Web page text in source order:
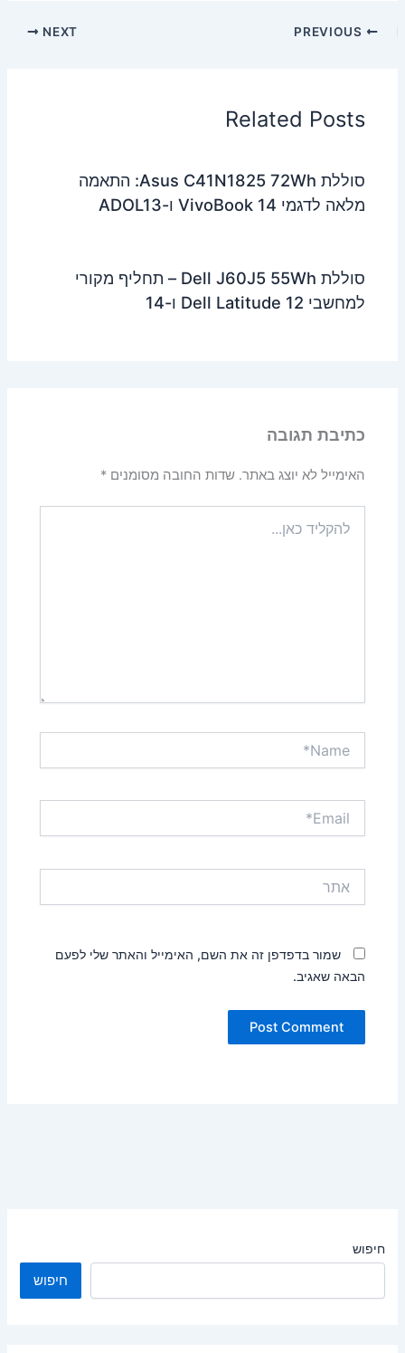
חיפוש
חיפוש
NEXT
Related Posts
סוללת Asus C41N1825 72Wh: התאמה
מלאה לדגמי VivoBook 14 ו-ADOL13
סוללת Dell J60J5 55Wh – תחליף מקורי
למחשבי Dell Latitude 12 ו-14
כתיבת תגובה
האימייל לא יוצג באתר. שדות החובה מסומנים*
כאן...
שמור בדפדפן זה את השם, האימייל והאתר שלי לפעם
הבאה שאגיב.